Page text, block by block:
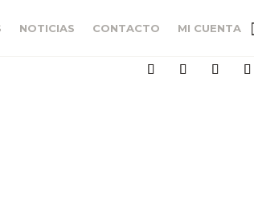
NOTICIAS CONTACTO MI CUENTA